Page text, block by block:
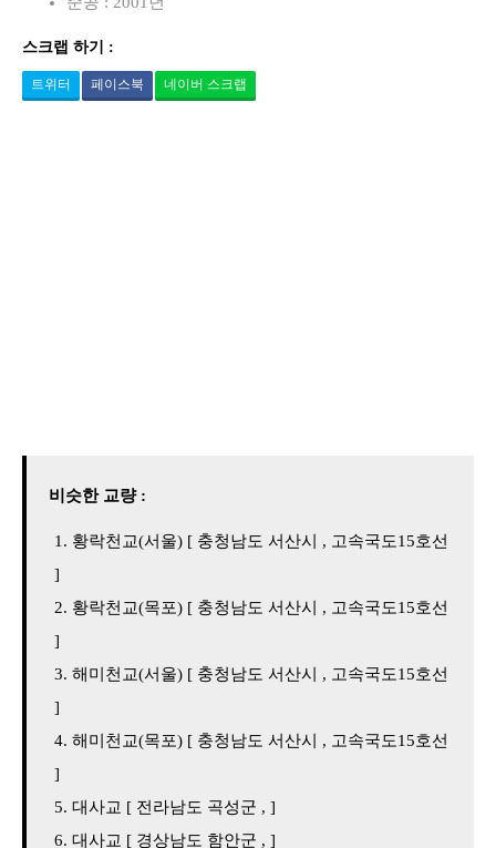
스크랩 하기 :
트위터 페이스북 네이버 스크랩
비슷한 교량 :
황락천교(서울) [ 충청남도 서산시 , 고속국도15호선
]
황락천교(목포) [ 충청남도 서산시 , 고속국도15호선
]
해미천교(서울) [ 충청남도 서산시 , 고속국도15호선
]
해미천교(목포) [ 충청남도 서산시 , 고속국도15호선
]
대사교 [ 전라남도 곡성군 , ]
대사교 [ 경상남도 함안군 , ]